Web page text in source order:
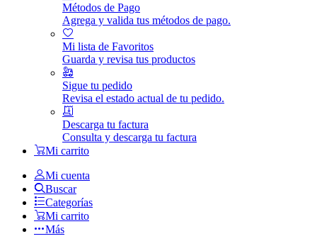
Métodos de Pago
Agrega y valida tus métodos de pago.
Mi lista de Favoritos
Guarda y revisa tus productos
Sigue tu pedido
Revisa el estado actual de tu pedido.
Descarga tu factura
Consulta y descarga tu factura
Mi carrito
Mi cuenta
Buscar
Categorías
Mi carrito
Más